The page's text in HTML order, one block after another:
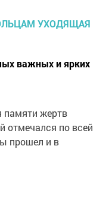
важных и ярких
памяти жертв
отмечался по всей
прошел и в